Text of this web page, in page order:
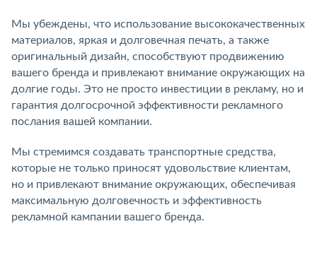
Мы убеждены, что использование высококачественных
материалов, яркая и долговечная печать, а также
оригинальный дизайн, способствуют продвижению
вашего бренда и привлекают внимание окружающих на
долгие годы. Это не просто инвестиции в рекламу, но и
гарантия долгосрочной эффективности рекламного
послания вашей компании.
Мы стремимся создавать транспортные средства,
которые не только приносят удовольствие клиентам,
но и привлекают внимание окружающих, обеспечивая
максимальную долговечность и эффективность
рекламной кампании вашего бренда.